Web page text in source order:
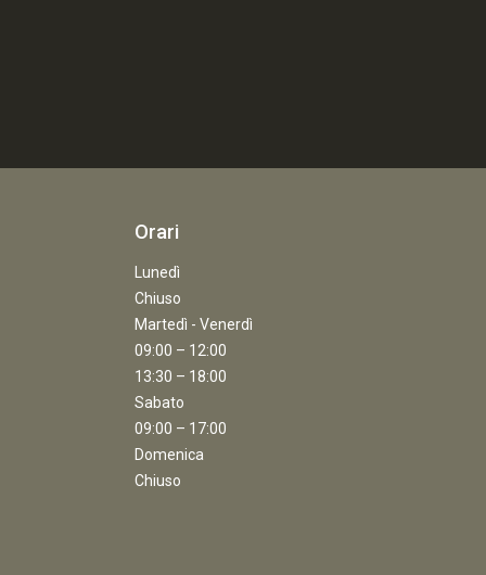
Orari
Lunedì
Chiuso
Martedì - Venerdì
09:00 – 12:00
13:30 – 18:00
Sabato
09:00 – 17:00
Domenica
Chiuso